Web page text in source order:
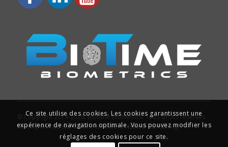
© Copyright 2014-2026. Biotime Biometrics. Tous droits réservés.
Conception du site et référencement : Iziweb Consulting
Ce site utilise des cookies. Les cookies garantissent une
expérience de navigation optimale. Vous pouvez modifier les
réglages des cookies pour ce site.